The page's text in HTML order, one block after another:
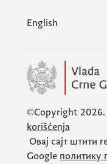
English
©Copyright 2026.
korišćenja
Овај сајт штити
Google политику